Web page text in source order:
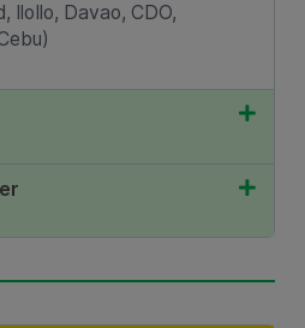
IloIlo, Davao, CDO,